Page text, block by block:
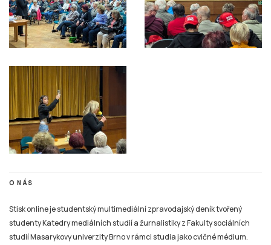
O NÁS
Stisk online je studentský multimediální zpravodajský deník tvořený
studenty Katedry mediálních studií a žurnalistiky z Fakulty sociálních
studií Masarykovy univerzity Brno v rámci studia jako cvičné médium.